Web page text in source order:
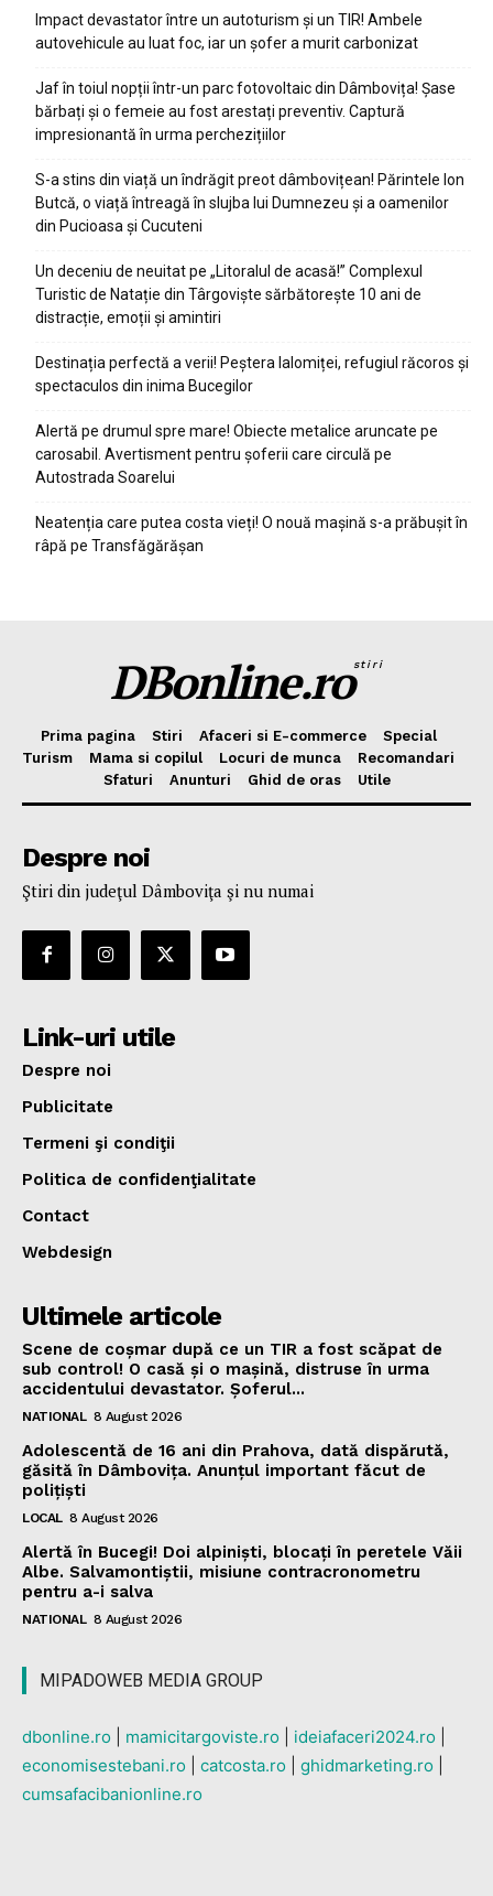
Impact devastator între un autoturism și un TIR! Ambele
autovehicule au luat foc, iar un șofer a murit carbonizat
Jaf în toiul nopții într-un parc fotovoltaic din Dâmbovița! Șase
bărbați și o femeie au fost arestați preventiv. Captură
impresionantă în urma perchezițiilor
S-a stins din viață un îndrăgit preot dâmbovițean! Părintele Ion
Butcă, o viață întreagă în slujba lui Dumnezeu și a oamenilor
din Pucioasa și Cucuteni
Un deceniu de neuitat pe „Litoralul de acasă!” Complexul
Turistic de Natație din Târgoviște sărbătorește 10 ani de
distracție, emoții și amintiri
Destinația perfectă a verii! Peștera Ialomiței, refugiul răcoros și
spectaculos din inima Bucegilor
Alertă pe drumul spre mare! Obiecte metalice aruncate pe
carosabil. Avertisment pentru șoferii care circulă pe
Autostrada Soarelui
Neatenția care putea costa vieți! O nouă mașină s-a prăbușit în
râpă pe Transfăgărășan
DBonline.rostiri
Prima pagina Stiri Afaceri si E-commerce
Special
Turism
Mama si copilul Locuri de munca
Recomandari
Sfaturi
Anunturi Ghid de oras Utile
Despre noi
Ştiri din judeţul Dâmboviţa şi nu numai
Link-uri utile
Despre noi
Publicitate
Termeni şi condiţii
Politica de confidenţialitate
Contact
Webdesign
Ultimele articole
Scene de coșmar după ce un TIR a fost scăpat de
sub control! O casă și o mașină, distruse în urma
accidentului devastator. Șoferul...
NATIONAL 8 August 2026
Adolescentă de 16 ani din Prahova, dată dispărută,
găsită în Dâmbovița. Anunțul important făcut de
polițiști
LOCAL 8 August 2026
Alertă în Bucegi! Doi alpiniști, blocați în peretele Văii
Albe. Salvamontiștii, misiune contracronometru
pentru a-i salva
NATIONAL 8 August 2026
MIPADOWEB MEDIA GROUP
dbonline.ro mamicitargoviste.ro ideiafaceri2024.ro
economisestebani.ro
catcosta.ro ghidmarketing.ro
cumsafacibanionline.ro